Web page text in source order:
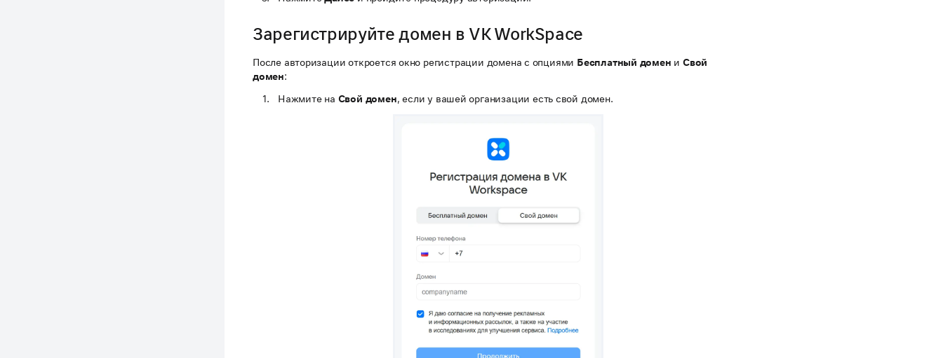
Зарегистрируйте домен в VK WorkSpace
После авторизации откроется окно регистрации домена с опциями Бесплатный домен и Свой
домен:
Нажмите на Свой домен, если у вашей организации есть свой домен.